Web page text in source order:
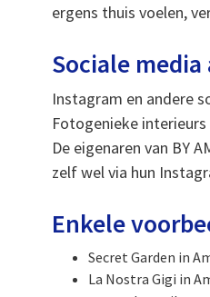
ergens thuis voelen,
Sociale
Instagram en andere
Fotogenieke
De eigenaren van BY
zelf wel via hun
Enkele
Secret Garden in
La Nostra Gigi in